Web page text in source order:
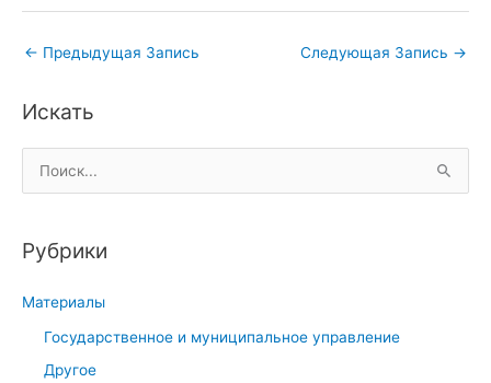
← Предыдущая Запись Следующая Запись →
Искать
о
с
:
Рубрики
Материалы
Государственное и муниципальное управление
Другое